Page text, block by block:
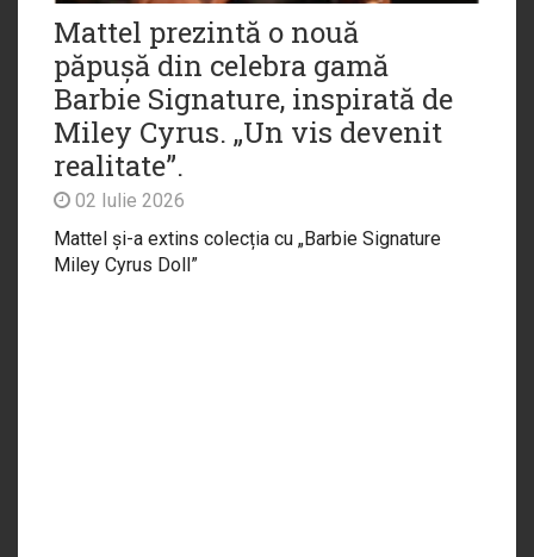
Mattel prezintă o nouă
păpușă din celebra gamă
Barbie Signature, inspirată de
Miley Cyrus. „Un vis devenit
realitate”.
02 Iulie 2026
Mattel și-a extins colecția cu „Barbie Signature
Miley Cyrus Doll”